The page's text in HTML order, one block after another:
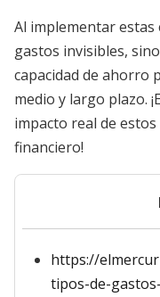
Al implementar
gastos invisibles,
capacidad de ahorro
medio y largo plazo.
impacto real de
financiero!
https://
tipos-de-